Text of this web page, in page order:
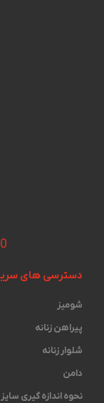
دسترسی های
شومیز
پیراهن زنانه
شلوار زنانه
دامن
نحوه اندازه گیری